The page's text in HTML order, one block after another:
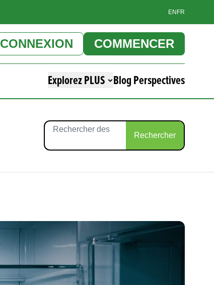
EN FR
CONNEXION COMMENCER
Explorez PLUS Blog Perspectives
Rechercher